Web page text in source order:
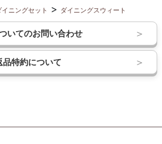
ニングセット ダイニングスウィート
いてのお問い合わせ
品特約について